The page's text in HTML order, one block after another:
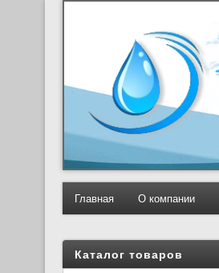
Главная О компании
Каталог товаров